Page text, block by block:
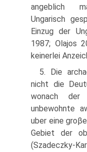
angeblich
Ungarisch
Einzug der
1987; Olajos
keinerlei
5. Die
nicht die
wonach
unbewohnte
uber eine
Gebiet der
(Szadeczky-